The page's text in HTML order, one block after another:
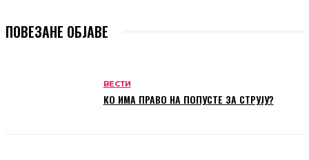
ПОВЕЗАНЕ ОБЈАВЕ
ВЕСТИ
КО ИМА ПРАВО НА ПОПУСТЕ ЗА СТРУЈУ?